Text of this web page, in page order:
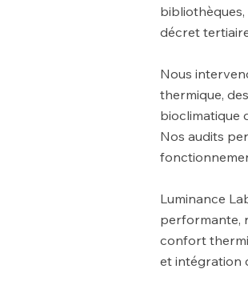
décret
Nous
thermique,
bioclimatique
Nos audits
Luminance
performante,
confort
et intégration